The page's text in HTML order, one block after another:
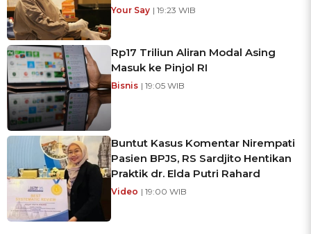
Your Say | 19:23 WIB
Rp17 Triliun Aliran Modal Asing
Masuk ke Pinjol RI
Bisnis | 19:05 WIB
Buntut Kasus Komentar Nirempati
Pasien BPJS, RS Sardjito Hentikan
Praktik dr. Elda Putri Rahard
Video | 19:00 WIB